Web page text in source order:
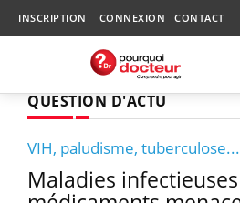
INSCRIPTION CONNEXION CONTACT
QUESTION D'ACTU
VIH, paludisme, tuberculose...
Maladies